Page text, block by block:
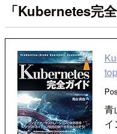
「Kubernetes完
青
イ